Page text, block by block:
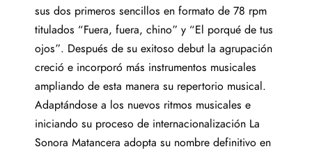
sus dos primeros sencillos en formato de 78 rpm
titulados “Fuera, fuera, chino” y “El porqué de tus
ojos”. Después de su exitoso debut la agrupación
creció e incorporó más instrumentos musicales
ampliando de esta manera su repertorio musical.
Adaptándose a los nuevos ritmos musicales e
iniciando su proceso de internacionalización La
Sonora Matancera adopta su nombre definitivo en